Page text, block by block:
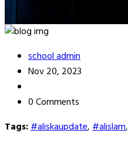
school admin
Nov 20, 2023
0 Comments
Tags:#aliskaupdate,#alislam,